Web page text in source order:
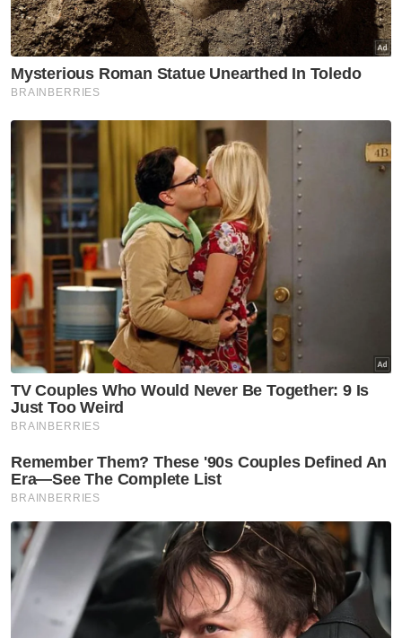
dibawa ke IPD Dang Wangi untuk tindakan
selanjutnya," katanya.
Terdahulu media melaporkan Ketua Polis
Daerah Dang Wangi, Asisten Komisioner
Sazalee Adam mengesahkan penahanan itu.
Artikel Berkaitan:
Penjawat awam, guru antara lebih 3,000 pesalah
dadah ditahan di Negeri Sembilan
Pelakon wanita positif dadah dibebaskan dengan
jaminan polis
Pelakon drama kepolisan ditahan di pusat hiburan,
positif 3 jenis dadah
"Saya sahkan (penahanan) dan masih dalam
siasatan," katanya ringkas ketika dihubungi.